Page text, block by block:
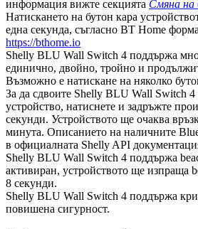
информация вижте секцията Смяна на
Натискането на бутон кара
една секунда, съгласно BT Home
https://bthome.io
Shelly BLU Wall Switch 4 поддържа
единично, двойно, тройно и
Възможно е натискане на няколко
За да сдвоите Shelly BLU Wall Switch 4
устройство, натиснете и задръжте
секунди. Устройството ще очаква
минута. Описанието на наличните
в официалната Shelly API
Shelly BLU Wall Switch 4 поддържа
активиран, устройството ще изпраща
8 секунди.
Shelly BLU Wall Switch 4 поддържа
повишена сигурност.